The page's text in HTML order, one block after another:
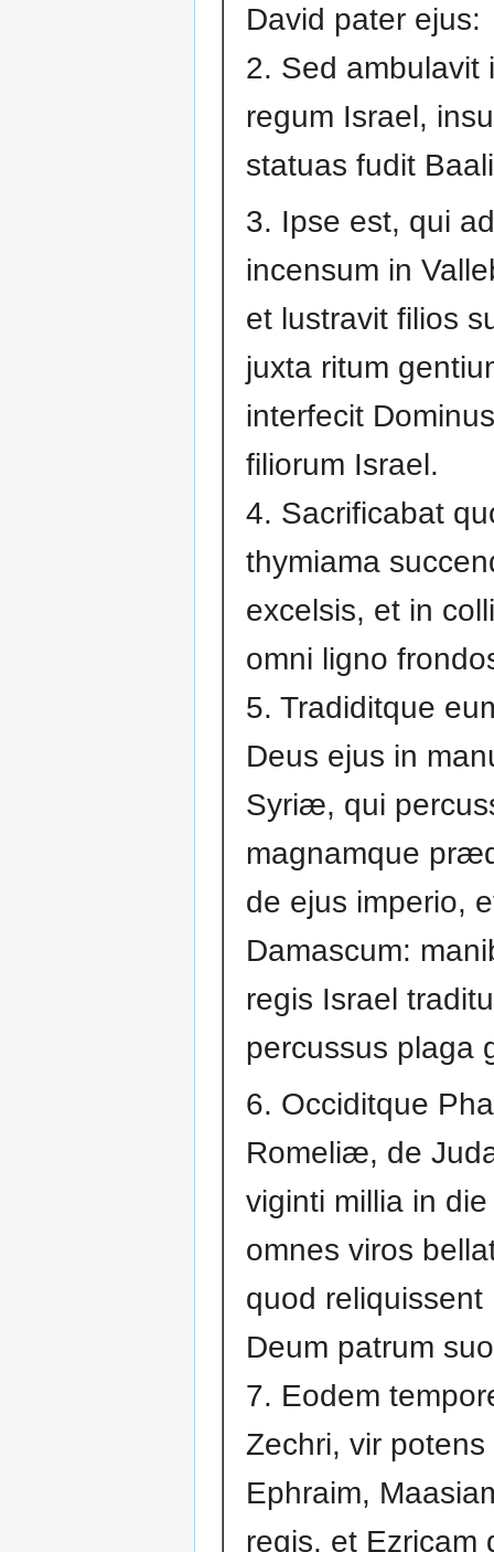
David pater ejus:
2. Sed ambulavit
regum Israel,
statuas fudit
3. Ipse est, qui
incensum in
et lustravit filios
juxta ritum
interfecit
filiorum Israel.
4. Sacrificabat
thymiama
excelsis, et in
omni ligno
5. Tradiditque
Deus ejus in
Syriæ, qui
magnamque
de ejus imperio,
Damascum:
regis Israel
percussus plaga
6. Occiditque
Romeliæ, de
viginti millia in
omnes viros
quod reliquissent
Deum patrum
7. Eodem
Zechri, vir potens
Ephraim,
regis, et Ezricam